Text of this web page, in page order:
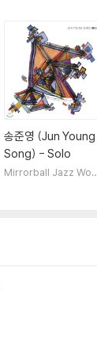
송준영 (Jun Young
Song) - Solo
Mirrorball Jazz Worl